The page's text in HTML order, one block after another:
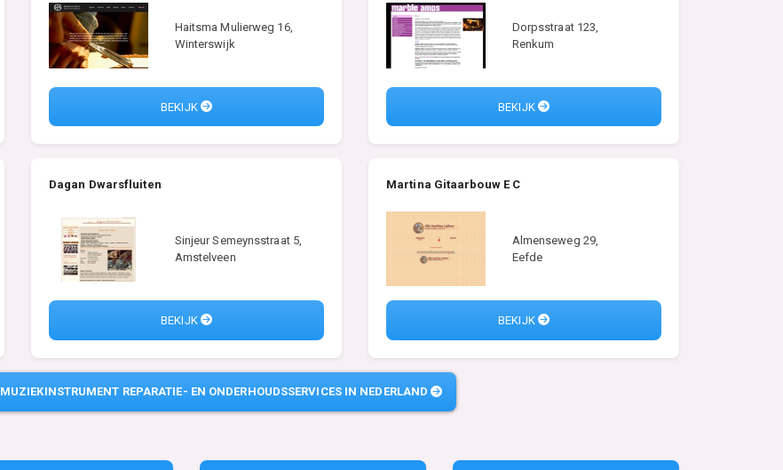
Haitsma Mulierweg 16,
Winterswijk
BEKIJK
Dorpsstraat 123,
Renkum
BEKIJK
Dagan Dwarsfluiten
Sinjeur Semeynsstraat 5,
Amstelveen
BEKIJK
Martina Gitaarbouw E C
Almenseweg 29,
Eefde
BEKIJK
MUZIEKINSTRUMENT REPARATIE- EN ONDERHOUDSSERVICES IN NEDERLAND